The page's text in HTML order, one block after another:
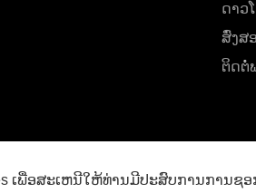
ເພື່ອສະເຫນີໃຫ້ທ່ານມີປະສົບການການຊ
ດາວ
ສົ່ງສ
ຕິດ​ຕໍ່​